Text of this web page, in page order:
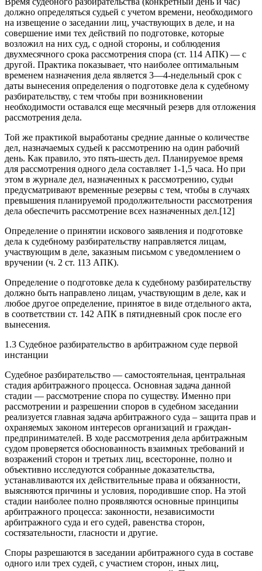
должно определяться судьей с учетом времени, необходимого
на извещение о заседании лиц, участвующих в деле, и на
совершение ими тех действий по подготовке, которые
возложил на них суд, с одной стороны, и соблюдения
двухмесячного срока рассмотрения спора (ст. 114 АПК) — с
другой. Практика показывает, что наиболее оптимальным
временем назначения дела является 3—4-недельный срок с
даты вынесения определения о подготовке дела к судебному
разбирательству, с тем чтобы при возникновении
необходимости оставался еще месячный резерв для отложения
рассмотрения дела.
Той же практикой выработаны средние данные о количестве
дел, назначаемых судьей к рассмотрению на один рабочий
день. Как правило, это пять-шесть дел. Планируемое время
для рассмотрения одного дела составляет 1-1,5 часа. Но при
этом в журнале дел, назначенных к рассмотрению, судьи
предусматривают временные резервы с тем, чтобы в случаях
превышения планируемой продолжительности рассмотрения
дела обеспечить рассмотрение всех назначенных дел.[12]
Определение о принятии искового заявления и подготовке
дела к судебному разбирательству направляется лицам,
участвующим в деле, заказным письмом с уведомлением о
вручении (ч. 2 ст. 113 АПК).
Определение о подготовке дела к судебному разбирательству
должно быть направлено лицам, участвующим в деле, как и
любое другое определение, принятое в виде отдельного акта,
в соответствии ст. 142 АПК в пятидневный срок после его
вынесения.
1.3 Судебное разбирательство в арбитражном суде первой
инстанции
Судебное разбирательство — самостоятельная, центральная
стадия арбитражного процесса. Основная задача данной
стадии — рассмотрение спора по существу. Именно при
рассмотрении и разрешении споров в судебном заседании
реализуется главная задача арбитражного суда – защита прав и
охраняемых законом интересов организаций и граждан-
предпринимателей. В ходе рассмотрения дела арбитражным
судом проверяется обоснованность взаимных требований и
возражений сторон и третьих лиц, всесторонне, полно и
объективно исследуются собранные доказательства,
устанавливаются их действительные права и обязанности,
выясняются причины и условия, породившие спор. На этой
стадии наиболее полно проявляются основные принципы
арбитражного процесса: законности, независимости
арбитражного суда и его судей, равенства сторон,
состязательности, гласности и другие.
Споры разрешаются в заседании арбитражного суда в составе
одного или трех судей, с участием сторон, иных лиц,